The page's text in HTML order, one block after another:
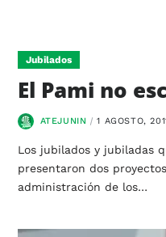
Jubilados
El Pami no
ATEJUNIN 1 AGOSTO,
Los jubilados y jubiladas
presentaron dos
administración de los…